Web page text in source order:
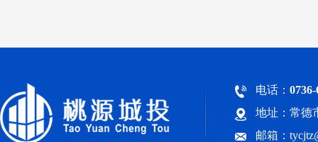
电话：
地址：常德
邮箱：